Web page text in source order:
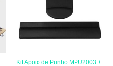
Kit Apoio de Punho MPU2003 +